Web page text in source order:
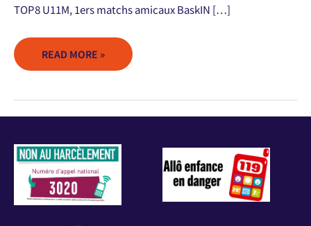
TOP8 U11M, 1ers matchs amicaux BaskIN […]
READ MORE »